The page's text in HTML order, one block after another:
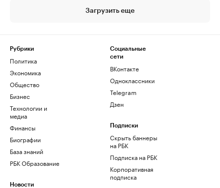
Загрузить еще
Рубрики
Политика
Экономика
Общество
Бизнес
Технологии и
медиа
Финансы
Биографии
База знаний
РБК Образование
Новости
Социальные
сети
ВКонтакте
Одноклассники
Telegram
Дзен
Подписки
Скрыть баннеры
на РБК
Подписка на РБК
Корпоративная
подписка